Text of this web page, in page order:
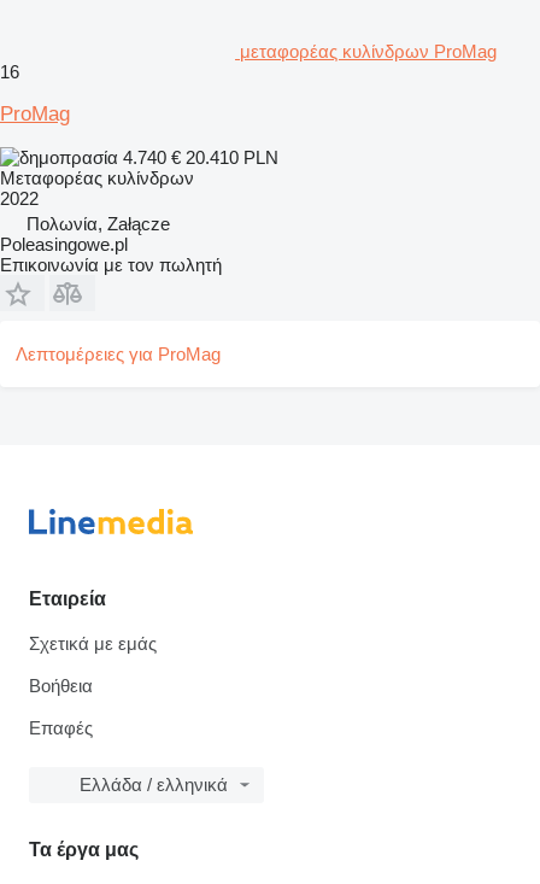
μεταφορέας κυλίνδρων ProMag
16
ProMag
4.740 € 20.410 PLN
Μεταφορέας κυλίνδρων
2022
Πολωνία, Załącze
Poleasingowe.pl
Επικοινωνία με τον πωλητή
Λεπτομέρειες για ProMag
Εταιρεία
Σχετικά με εμάς
Βοήθεια
Επαφές
Ελλάδα / ελληνικά
Τα έργα μας